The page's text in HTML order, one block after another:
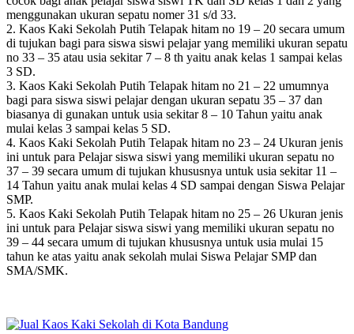
menggunakan ukuran sepatu nomer 31 s/d 33.
2. Kaos Kaki Sekolah Putih Telapak hitam no 19 – 20 secara umum
di tujukan bagi para siswa siswi pelajar yang memiliki ukuran sepatu
no 33 – 35 atau usia sekitar 7 – 8 th yaitu anak kelas 1 sampai kelas
3 SD.
3. Kaos Kaki Sekolah Putih Telapak hitam no 21 – 22 umumnya
bagi para siswa siswi pelajar dengan ukuran sepatu 35 – 37 dan
biasanya di gunakan untuk usia sekitar 8 – 10 Tahun yaitu anak
mulai kelas 3 sampai kelas 5 SD.
4. Kaos Kaki Sekolah Putih Telapak hitam no 23 – 24 Ukuran jenis
ini untuk para Pelajar siswa siswi yang memiliki ukuran sepatu no
37 – 39 secara umum di tujukan khususnya untuk usia sekitar 11 –
14 Tahun yaitu anak mulai kelas 4 SD sampai dengan Siswa Pelajar
SMP.
5. Kaos Kaki Sekolah Putih Telapak hitam no 25 – 26 Ukuran jenis
ini untuk para Pelajar siswa siswi yang memiliki ukuran sepatu no
39 – 44 secara umum di tujukan khususnya untuk usia mulai 15
tahun ke atas yaitu anak sekolah mulai Siswa Pelajar SMP dan
SMA/SMK.